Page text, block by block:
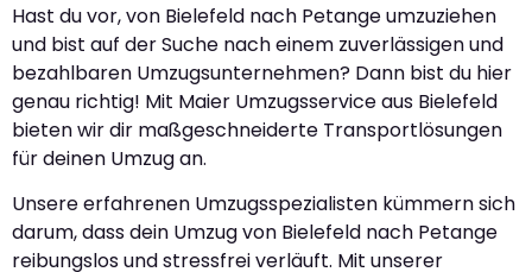
Hast du vor, von Bielefeld nach Petange umzuziehen
und bist auf der Suche nach einem zuverlässigen und
bezahlbaren Umzugsunternehmen? Dann bist du hier
genau richtig! Mit Maier Umzugsservice aus Bielefeld
bieten wir dir maßgeschneiderte Transportlösungen
für deinen Umzug an.
Unsere erfahrenen Umzugsspezialisten kümmern sich
darum, dass dein Umzug von Bielefeld nach Petange
reibungslos und stressfrei verläuft. Mit unserer